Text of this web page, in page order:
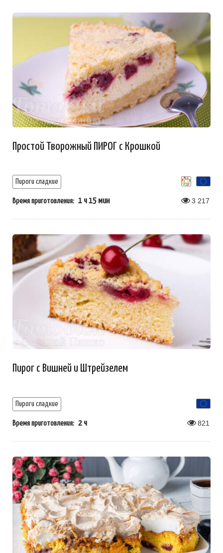
Простой Творожный ПИРОГ с Крошкой
Пироги сладкие
Время приготовления: 1 ч 15 мин 3 217
Пирог с Вишней и Штрейзелем
Пироги сладкие
Время приготовления: 2 ч 821